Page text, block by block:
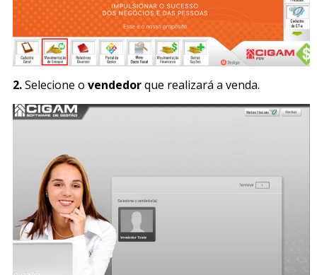
2.Selecione o vendedorque realizará a venda.